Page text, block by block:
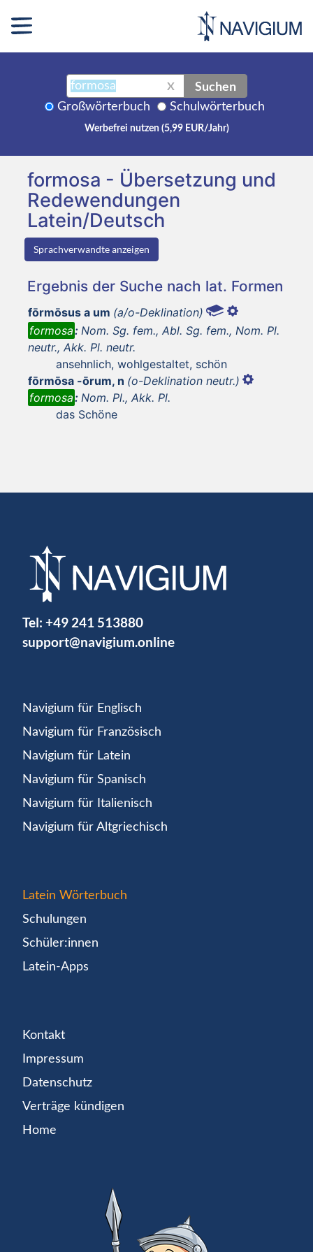
X Suchen
Großwörterbuch Schulwörterbuch
Werbefrei nutzen (5,99 EUR/Jahr)
formosa - Übersetzung und
Redewendungen
Latein/Deutsch
Sprachverwandte anzeigen
Ergebnis der Suche nach lat. Formen
fōrmōsus a um (a/o-Deklination)
formosa: Nom. Sg. fem., Abl. Sg. fem., Nom. Pl.
neutr., Akk. Pl. neutr.
ansehnlich, wohlgestaltet, schön
fōrmōsa -ōrum, n (o-Deklination neutr.)
formosa: Nom. Pl., Akk. Pl.
das Schöne
Tel: +49 241 513880
support@navigium.online
Navigium für Englisch
Navigium für Französisch
Navigium für Latein
Navigium für Spanisch
Navigium für Italienisch
Navigium für Altgriechisch
Latein Wörterbuch
Schulungen
Schüler:innen
Latein-Apps
Kontakt
Impressum
Datenschutz
Verträge kündigen
Home